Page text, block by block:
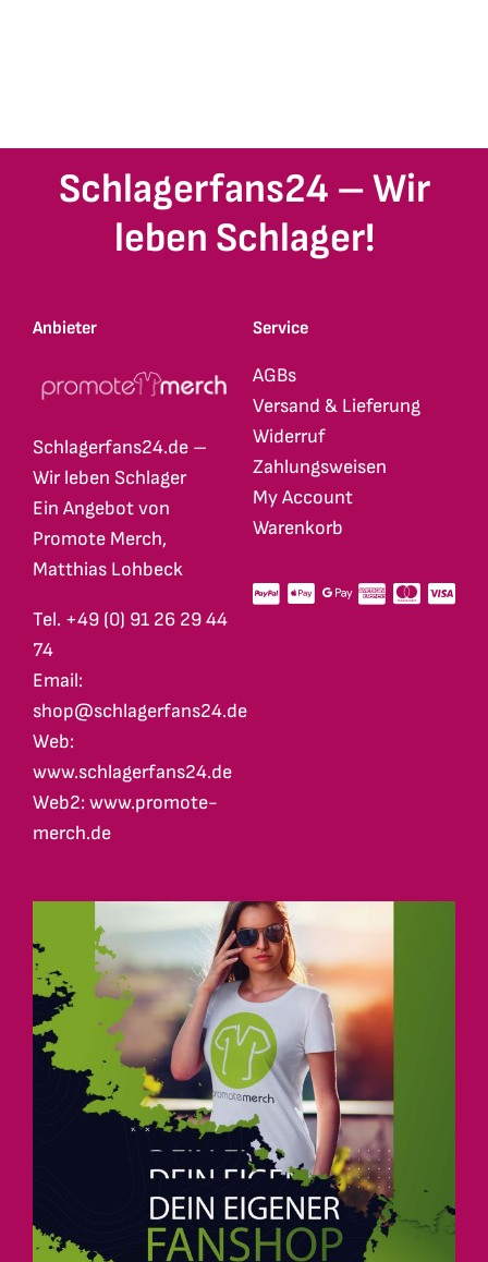
Schlagerfans24 – Wir
leben Schlager!
Anbieter
Schlagerfans24.de –
Wir leben Schlager
Ein Angebot von
Promote Merch,
Matthias Lohbeck
Tel. +49 (0) 91 26 29 44
74
Email:
shop@schlagerfans24.de
Web:
www.schlagerfans24.de
Web2: www.promote-
merch.de
Service
AGBs
Versand & Lieferung
Widerruf
Zahlungsweisen
My Account
Warenkorb